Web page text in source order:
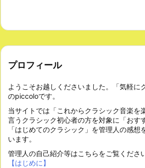
プロフィール
ようこそお越しくださいました。「気軽に
のpiccoloです。
当サイトでは「これからクラシック音楽を
言うクラシック初心者の方を対象に「おす
「はじめてのクラシック」を管理人の感想
います。
管理人の自己紹介等はこちらをご覧くださ
【はじめに】